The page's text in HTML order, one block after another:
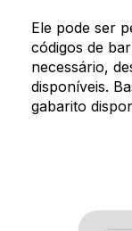
Ele pode ser
códigos de
necessário,
disponíveis.
gabarito